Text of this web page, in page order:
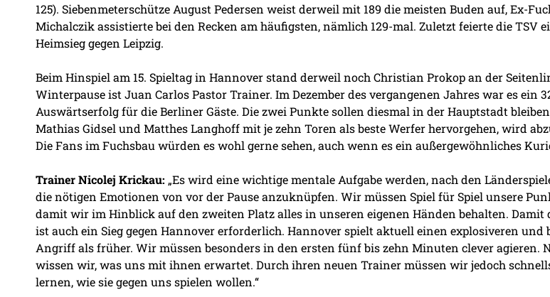
125). Siebenmeterschütze August Pedersen weist derweil mit 189 die meisten Buden auf, Ex-
Michalczik assistierte bei den Recken am häufigsten, nämlich 129-mal. Zuletzt feierte die TSV
Heimsieg gegen Leipzig.
Beim Hinspiel am 15. Spieltag in Hannover stand derweil noch Christian Prokop an der
Winterpause ist Juan Carlos Pastor Trainer. Im Dezember des vergangenen Jahres war es ein
Auswärtserfolg für die Berliner Gäste. Die zwei Punkte sollen diesmal in der Hauptstadt
Mathias Gidsel und Matthes Langhoff mit je zehn Toren als beste Werfer hervorgehen, wird
Die Fans im Fuchsbau würden es wohl gerne sehen, auch wenn es ein außergewöhnliches
Trainer Nicolej Krickau: „Es wird eine wichtige mentale Aufgabe werden, nach den
die nötigen Emotionen von vor der Pause anzuknüpfen. Wir müssen Spiel für Spiel unsere
damit wir im Hinblick auf den zweiten Platz alles in unseren eigenen Händen behalten. Damit
ist auch ein Sieg gegen Hannover erforderlich. Hannover spielt aktuell einen explosiveren und
Angriff als früher. Wir müssen besonders in den ersten fünf bis zehn Minuten clever agieren.
wissen wir, was uns mit ihnen erwartet. Durch ihren neuen Trainer müssen wir jedoch
lernen, wie sie gegen uns spielen wollen.“